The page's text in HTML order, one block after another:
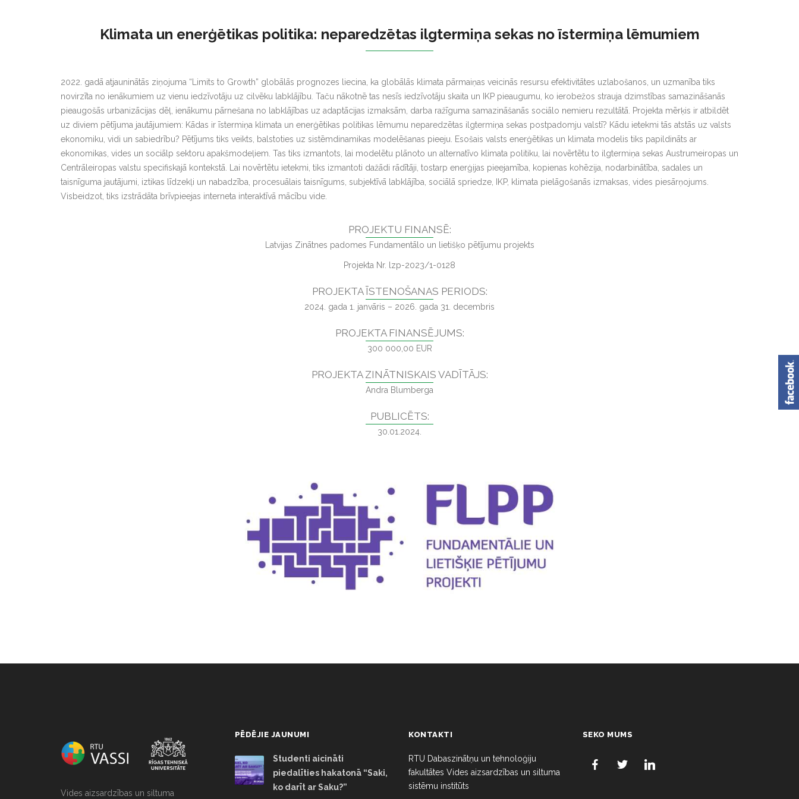
Saules energosistēmu laboratorija
Klimata un enerģētikas politika: neparedzētas ilgtermiņa sekas no īstermiņa lēmumiem
2022. gadā atjauninātās ziņojuma “Limits to Growth” globālās prognozes liecina, ka globālās klimata pārmaiņas veicinās resursu efektivitātes uzlabošanos, un uzmanība tiks
novirzīta no ienākumiem uz vienu iedzīvotāju uz cilvēku labklājību. Taču nākotnē tas nesīs iedzīvotāju skaita un IKP pieaugumu, ko ierobežos strauja dzimstības samazināšanās
pieaugošās urbanizācijas dēļ, ienākumu pārnešana no labklājības uz adaptācijas izmaksām, darba ražīguma samazināšanās sociālo nemieru rezultātā. Projekta mērķis ir atbildēt
uz diviem pētījuma jautājumiem: Kādas ir īstermiņa klimata un enerģētikas politikas lēmumu neparedzētas ilgtermiņa sekas postpadomju valstī? Kādu ietekmi tās atstās uz valsts
ekonomiku, vidi un sabiedrību? Pētījums tiks veikts, balstoties uz sistēmdinamikas modelēšanas pieeju. Esošais valsts enerģētikas un klimata modelis tiks papildināts ar
ekonomikas, vides un sociālp sektoru apakšmodeļiem. Tas tiks izmantots, lai modelētu plānoto un alternatīvo klimata politiku, lai novērtētu to ilgtermiņa sekas Austrumeiropas un
Centrāleiropas valstu specifiskajā kontekstā. Lai novērtētu ietekmi, tiks izmantoti dažādi rādītāji, tostarp enerģijas pieejamība, kopienas kohēzija, nodarbinātība, sadales un
taisnīguma jautājumi, iztikas līdzekļi un nabadzība, procesuālais taisnīgums, subjektīvā labklājība, sociālā spriedze, IKP, klimata pielāgošanās izmaksas, vides piesārņojums.
Visbeidzot, tiks izstrādāta brīvpieejas interneta interaktīvā mācību vide.
PROJEKTU FINANSĒ:
Latvijas Zinātnes padomes Fundamentālo un lietišķo pētījumu projekts
Projekta Nr. lzp-2023/1-0128
PROJEKTA ĪSTENOŠANAS PERIODS:
2024. gada 1. janvāris – 2026. gada 31. decembris
PROJEKTA FINANSĒJUMS:
300 000,00 EUR
PROJEKTA ZINĀTNISKAIS VADĪTĀJS:
Andra Blumberga
PUBLICĒTS:
30.01.2024.
Vides aizsardzības un siltuma
PĒDĒJIE JAUNUMI
Studenti aicināti
piedalīties hakatonā “Saki,
ko darīt ar Saku?”
KONTAKTI
RTU Dabaszinātņu un tehnoloģiju
fakultātes Vides aizsardzības un siltuma
sistēmu institūts
SEKO MUMS